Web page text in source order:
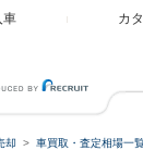
車 カ
却 車買取・査定相場一